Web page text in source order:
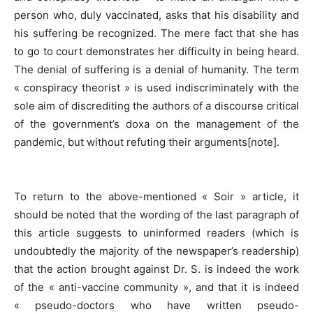
person who, duly vaccinated, asks that his disability and
his suffering be recognized. The mere fact that she has
to go to court demonstrates her difficulty in being heard.
The denial of suffering is a denial of humanity. The term
« conspiracy theorist » is used indiscriminately with the
sole aim of discrediting the authors of a discourse critical
of the government’s doxa on the management of the
pandemic, but without refuting their arguments[note].
To return to the above-mentioned « Soir » article, it
should be noted that the wording of the last paragraph of
this article suggests to uninformed readers (which is
undoubtedly the majority of the newspaper’s readership)
that the action brought against Dr. S. is indeed the work
of the « anti-vaccine community », and that it is indeed
« pseudo-doctors who have written pseudo-